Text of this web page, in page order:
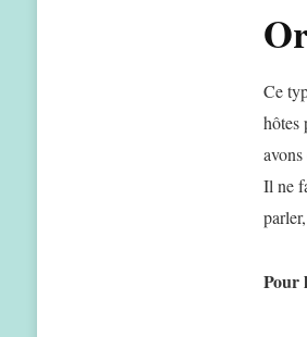
Ce
hôtes
Il ne
Pour